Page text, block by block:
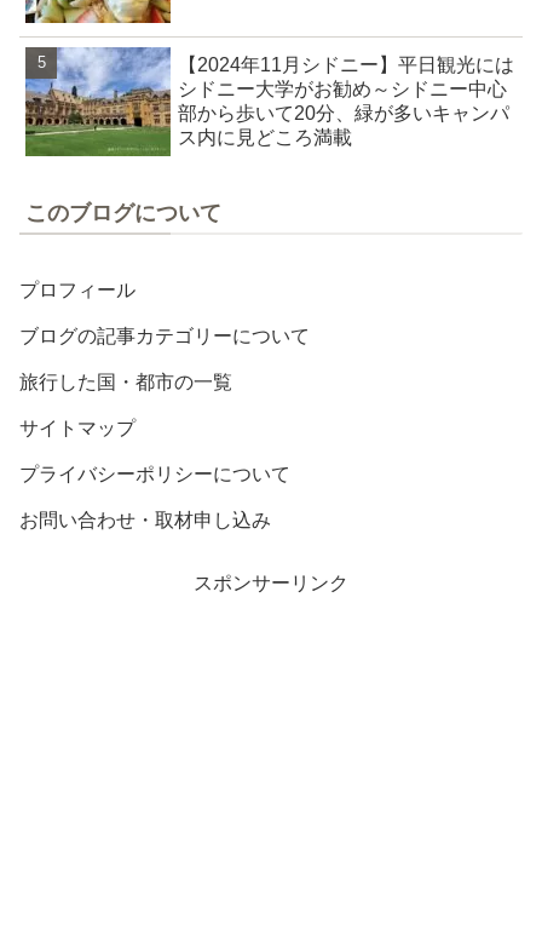
【2024年11月シドニー】平日観光には
シドニー大学がお勧め～シドニー中心
部から歩いて20分、緑が多いキャンパ
ス内に見どころ満載
このブログについて
プロフィール
ブログの記事カテゴリーについて
旅行した国・都市の一覧
サイトマップ
プライバシーポリシーについて
お問い合わせ・取材申し込み
スポンサーリンク